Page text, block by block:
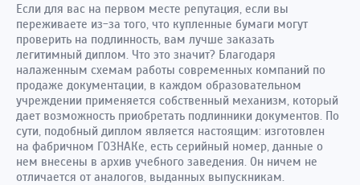
Если для вас на первом месте репутация, если вы
переживаете из-за того, что купленные бумаги могут
проверить на подлинность, вам лучше заказать
легитимный диплом. Что это значит? Благодаря
налаженным схемам работы современных компаний по
продаже документации, в каждом образовательном
учреждении применяется собственный механизм, который
дает возможность приобретать подлинники документов. По
сути, подобный диплом является настоящим: изготовлен
на фабричном ГОЗНАКе, есть серийный номер, данные о
нем внесены в архив учебного заведения. Он ничем не
отличается от аналогов, выданных выпускникам.